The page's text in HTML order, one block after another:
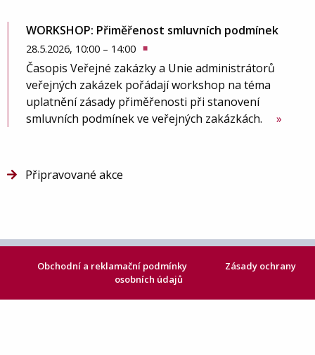
WORKSHOP: Přiměřenost smluvních podmínek
28.5.2026, 10:00 – 14:00 ■
Časopis Veřejné zakázky a Unie administrátorů
veřejných zakázek pořádají workshop na téma
uplatnění zásady přiměřenosti při stanovení
smluvních podmínek ve veřejných zakázkách.
Připravované akce
Obchodní a reklamační podmínky
Zásady ochrany
osobních údajů